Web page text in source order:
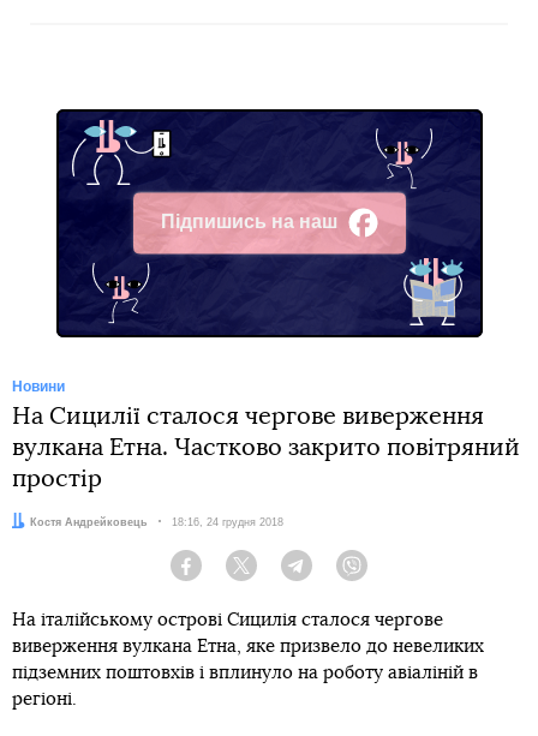
Підпишись на наш
Facebook
Новини
На Сицилії сталося чергове виверження
вулкана Етна. Частково закрито повітряний
простір
Автор:Костя Андрейковець Дата:
18:16, 24 грудня 2018
Facebook Twitter Telegram
На італійському острові Сицилія сталося чергове
виверження вулкана Етна, яке призвело до невеликих
підземних поштовхів і вплинуло на роботу авіаліній в
регіоні.